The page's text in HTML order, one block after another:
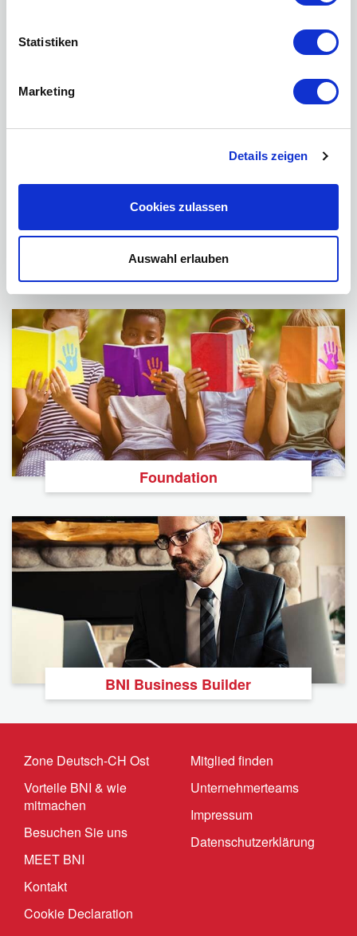
Statistiken
Marketing
Details zeigen
Cookies zulassen
Auswahl erlauben
Podcast
Foundation
BNI Business Builder
Zone Deutsch-CH Ost
Vorteile BNI & wie
mitmachen
Besuchen Sie uns
MEET BNI
Kontakt
Cookie Declaration
Mitglied finden
Unternehmerteams
Impressum
Datenschutzerklärung